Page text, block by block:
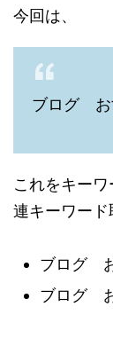
今回は、
ブログ
これをキー
連キーワード
ブログ
ブログ